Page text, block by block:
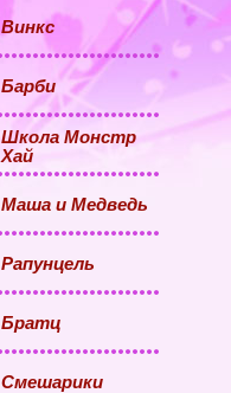
Винкс
Барби
Школа Монстр
Хай
Маша и Медведь
Рапунцель
Братц
Смешарики